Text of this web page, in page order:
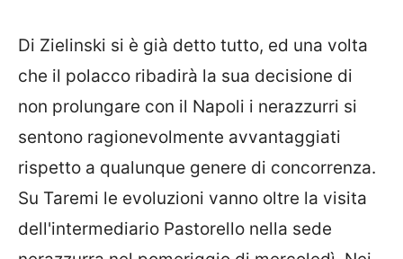
Di Zielinski si è già detto tutto, ed una volta
che il polacco ribadirà la sua decisione di
non prolungare con il Napoli i nerazzurri si
sentono ragionevolmente avvantaggiati
rispetto a qualunque genere di concorrenza.
Su Taremi le evoluzioni vanno oltre la visita
dell'intermediario Pastorello nella sede